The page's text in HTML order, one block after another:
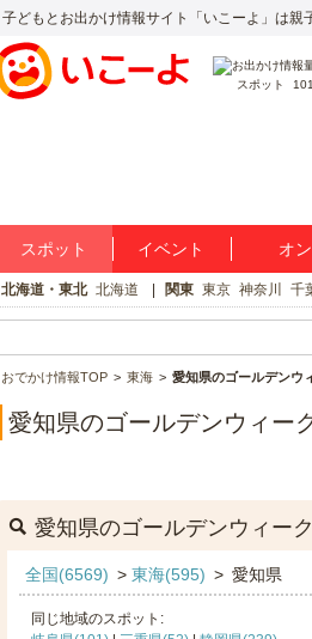
子どもとお出かけ情報サイト「いこーよ」は親
スポット
スポット イベント オ
北海道・東北 北海道 関東 東京 神奈川 千
おでかけ情報TOP 東海 愛知県のゴールデンウ
愛知県のゴールデンウィー
愛知県のゴールデンウィー
全国(6569) > 東海(595) > 愛知県
同じ地域のスポット: